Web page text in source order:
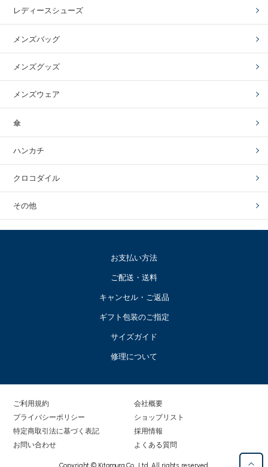
レディースシューズ
メンズバッグ
メンズグッズ
メンズウェア
傘
ハンカチ
クロコダイル
その他
お支払い方法
ご配送・送料
キャンセル・ご返品
ギフト包装のご指定
サイズガイド
修理について
ご利用規約
プライバシーポリシー
特定商取引法に基づく表記
お問い合わせ
会社概要
ショップリスト
採用情報
よくある質問